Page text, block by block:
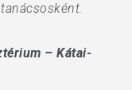
– Kátai-